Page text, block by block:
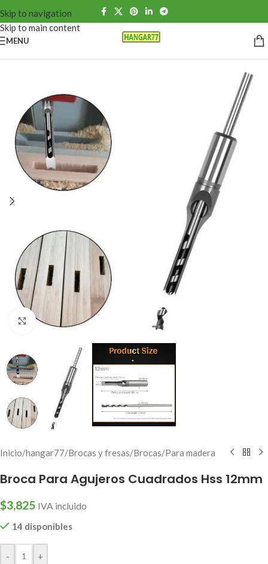
Skip to navigation
Skip to main content
MENU
Click to enlarge
Inicio/hangar77/Brocas y fresas/Brocas/Para madera
Broca Para Agujeros Cuadrados Hss 12mm
$3,825 IVA incluido
14 disponibles
- +